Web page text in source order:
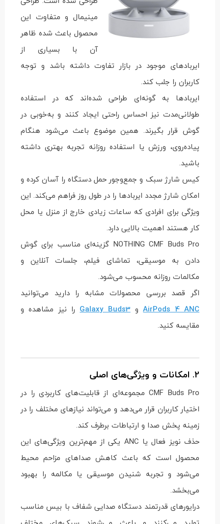
مینیمال و متفاوت این
محصول باعث شده ظاهر
آن با بسیاری از
ایربادهای موجود در بازار تفاوت داشته باشد و توجه
کاربران را جلب کند.
ایربادها به گونه‌ای طراحی شده‌اند که در استفاده
طولانی‌مدت نیز احساس راحتی ایجاد کنند و به‌خوبی در
گوش قرار بگیرند. همین موضوع باعث می‌شود هنگام
پیاده‌روی، ورزش یا استفاده روزانه تجربه بهتری داشته
باشید.
کیس شارژ سبک و جمع‌وجور حمل دستگاه را آسان کرده و
امکان شارژ مجدد ایربادها را در طول روز فراهم می‌کند. این
ویژگی برای افرادی که ساعات زیادی خارج از منزل یا محل
کار هستند اهمیت بالایی دارد.
NOTHING CMF Buds Pro گزینه‌ای مناسب برای گوش
دادن به موسیقی، تماشای فیلم، جلسات آنلاین و
مکالمات روزانه محسوب می‌شود.
اگر قصد بررسی محصولات مشابه را دارید می‌توانید
AirPods 4 ANCوGalaxy Buds3را نیز مشاهده و
مقایسه کنید.
2. امکانات و ویژگی‌های اصلی
CMF Buds Pro مجموعه‌ای از قابلیت‌های کاربردی را در
اختیار کاربران قرار می‌دهد و می‌تواند نیازهای مختلف را در
زمینه پخش صدا و ارتباطات برطرف کند.
حذف نویز فعال یا ANC یکی از مهم‌ترین ویژگی‌های این
محصول است که باعث کاهش صداهای مزاحم محیط
می‌شود و تجربه شنیدن موسیقی یا مکالمه را بهبود
می‌بخشد.
درایورهای قدرتمند دستگاه صدایی شفاف با بیس مناسب